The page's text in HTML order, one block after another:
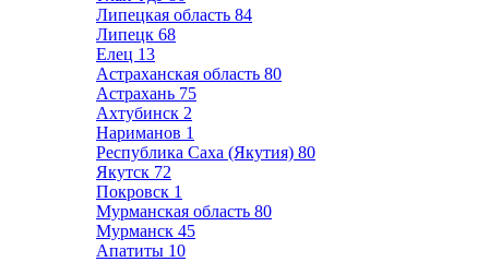
Липецкая область 84
Липецк 68
Елец 13
Астраханская область 80
Астрахань 75
Ахтубинск 2
Нариманов 1
Республика Саха (Якутия) 80
Якутск 72
Покровск 1
Мурманская область 80
Мурманск 45
Апатиты 10